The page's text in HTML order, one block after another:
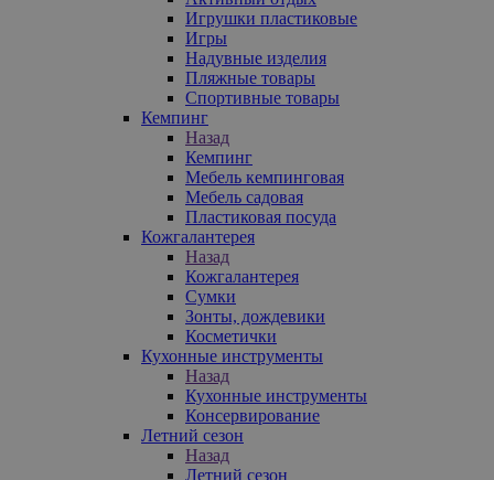
Игрушки пластиковые
Игры
Надувные изделия
Пляжные товары
Спортивные товары
Кемпинг
Назад
Кемпинг
Мебель кемпинговая
Мебель садовая
Пластиковая посуда
Кожгалантерея
Назад
Кожгалантерея
Сумки
Зонты, дождевики
Косметички
Кухонные инструменты
Назад
Кухонные инструменты
Консервирование
Летний сезон
Назад
Летний сезон